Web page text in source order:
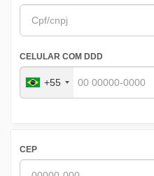
CELULAR COM DDD
+55
CEP